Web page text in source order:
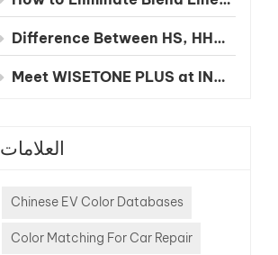
Difference Between HS, HHS and UHS Clearcoat
Meet WISETONE PLUS at INA PAACE Automechanika Mexico City 2026 – BOOTH NO. 1826-2
العلامات
Chinese EV Color Databases
Color Matching For Car Repair